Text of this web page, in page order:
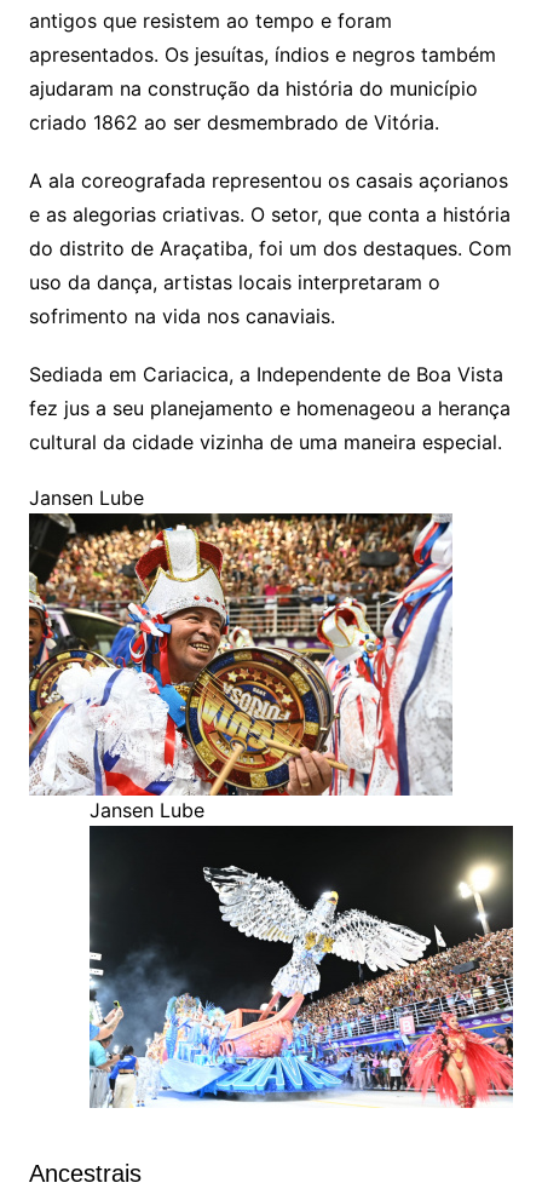
antigos que resistem ao tempo e foram
apresentados. Os jesuítas, índios e negros também
ajudaram na construção da história do município
criado 1862 ao ser desmembrado de Vitória.
A ala coreografada representou os casais açorianos
e as alegorias criativas. O setor, que conta a história
do distrito de Araçatiba, foi um dos destaques. Com
uso da dança, artistas locais interpretaram o
sofrimento na vida nos canaviais.
Sediada em Cariacica, a Independente de Boa Vista
fez jus a seu planejamento e homenageou a herança
cultural da cidade vizinha de uma maneira especial.
Jansen Lube
Jansen Lube
Ancestrais